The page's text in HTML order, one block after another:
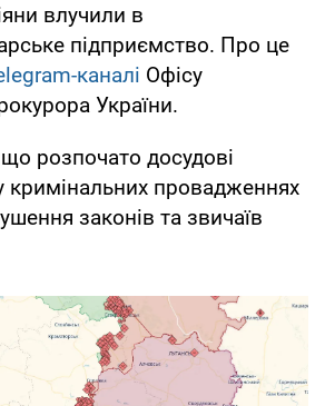
влучили в
підприємство. Про це
каналі Офісу
України.
розпочато досудові
кримінальних провадженнях
законів та звичаїв